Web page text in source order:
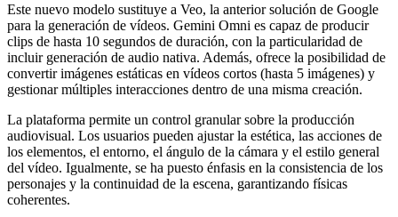
Este nuevo modelo sustituye a Veo, la anterior solución de Google
para la generación de vídeos. Gemini Omni es capaz de producir
clips de hasta 10 segundos de duración, con la particularidad de
incluir generación de audio nativa. Además, ofrece la posibilidad de
convertir imágenes estáticas en vídeos cortos (hasta 5 imágenes) y
gestionar múltiples interacciones dentro de una misma creación.
La plataforma permite un control granular sobre la producción
audiovisual. Los usuarios pueden ajustar la estética, las acciones de
los elementos, el entorno, el ángulo de la cámara y el estilo general
del vídeo. Igualmente, se ha puesto énfasis en la consistencia de los
personajes y la continuidad de la escena, garantizando físicas
coherentes.